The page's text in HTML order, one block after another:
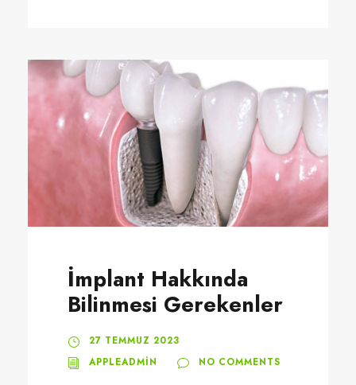
İmplant Hakkında
Bilinmesi Gerekenler
27 TEMMUZ 2023
APPLEADMIN
NO COMMENTS